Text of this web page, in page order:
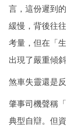
言，這份遲到
緩慢，背後往
考量，但在「
出現了嚴重傾斜
煞車失靈還是
肇事司機聲稱
典型自辯。但